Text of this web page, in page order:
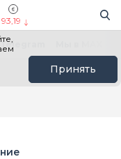
93,19
Принять